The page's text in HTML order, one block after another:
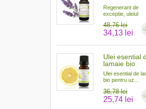
Regenerant de
exceptie, uleiul
48,76 lei
34,13 lei
Ulei esential
lamaie bio
Ulei esential de
bio pentru uz...
36,78 lei
25,74 lei